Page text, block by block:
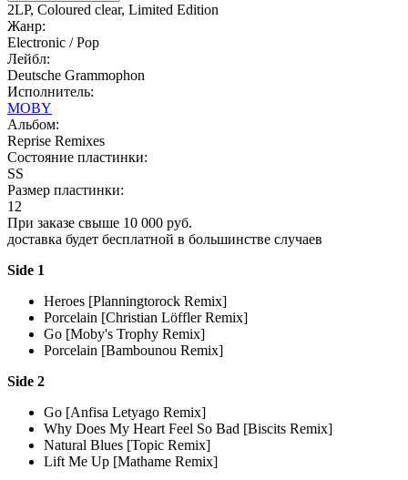
2LP, Coloured clear, Limited Edition
Жанр:
Electronic / Pop
Лейбл:
Deutsche Grammophon
Исполнитель:
MOBY
Альбом:
Reprise Remixes
Состояние пластинки:
SS
Размер пластинки:
12
При заказе свыше 10 000 руб.
доставка будет бесплатной в большинстве случаев
Side 1
Heroes [Planningtorock Remix]
Porcelain [Christian Löffler Remix]
Go [Moby's Trophy Remix]
Porcelain [Bambounou Remix]
Side 2
Go [Anfisa Letyago Remix]
Why Does My Heart Feel So Bad [Biscits Remix]
Natural Blues [Topic Remix]
Lift Me Up [Mathame Remix]